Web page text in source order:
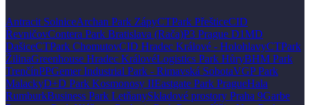
Antracit SolniceArchan Park ZápyCTPark PřešticeCID
ŘevničovContera Park Bratislava (Rača)P3 Prague D1MD
DašiceCTPark ChomutovCID Hradec Králové - HolohlavyCTPark
ŽilinaGreenhouse Hradec KrálovéLogistics Park HůryBHM Park
TrenčínPPGemer Industrial Park - Rimavská SobotaVGP Park
MalackyD+D Park Kosmonosy IIEastgate Park PragueHala
RumburkBusiness Park LetňanySkladové prostory Praha 9Garbe